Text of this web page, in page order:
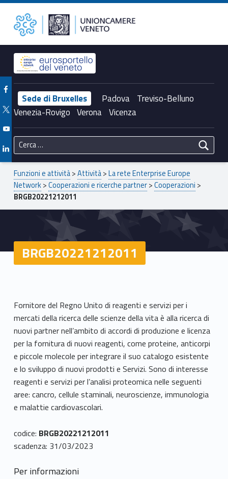
BRGB20221212011 – Unioncamere del Veneto Unioncamere del Veneto
Header info sidebar
Sede di Bruxelles Padova Treviso-Belluno
Venezia-Rovigo Verona Vicenza
Facebook Unioncamere Veneto
Twitter Unioncamere Veneto
Youtube Unioncamere Veneto
Linkedin Unioncamere Veneto
Ricerca per:
Breadcrumbs navigation
Funzioni e attività>Attività>La rete Enterprise Europe
Network>Cooperazioni e ricerche partner>Cooperazioni >
BRGB20221212011
BRGB20221212011
Fornitore del Regno Unito di reagenti e servizi per i
mercati della ricerca delle scienze della vita è alla ricerca di
nuovi partner nell’ambito di accordi di produzione e licenza
per la fornitura di nuovi reagenti, come proteine, anticorpi
e piccole molecole per integrare il suo catalogo esistente
e lo sviluppo di nuovi prodotti e Servizi. Sono di interesse
reagenti e servizi per l’analisi proteomica nelle seguenti
aree: cancro, cellule staminali, neuroscienze, immunologia
e malattie cardiovascolari.
codice: BRGB20221212011
scadenza: 31/03/2023
Per informazioni